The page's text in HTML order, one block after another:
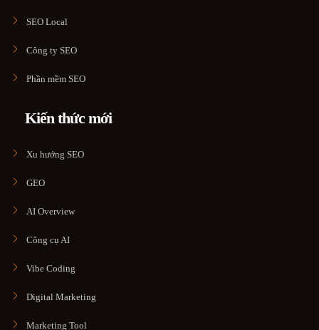
SEO Local
Công ty SEO
Phần mềm SEO
Kiến thức mới
Xu hướng SEO
GEO
AI Overview
Công cụ AI
Vibe Coding
Digital Marketing
Marketing Tool